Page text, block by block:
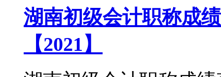
湖南初级会计职称成
【2021】